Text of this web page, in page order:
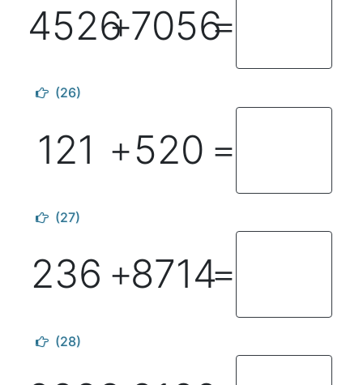
4526＋7056
＝
(26)
121 ＋520 ＝
(27)
236 ＋8714＝
(28)